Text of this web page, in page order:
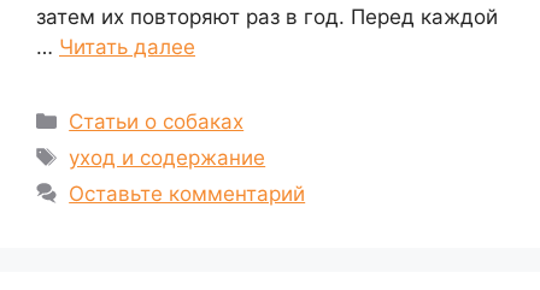
затем их повторяют раз в год. Перед каждой
… Читать далее
Рубрики
Статьи о собаках
Метки
уход и содержание
Оставьте комментарий